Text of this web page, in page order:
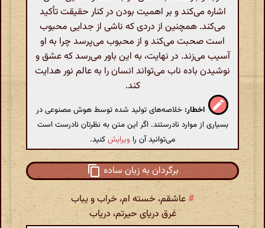
اشاره می‌کند و بر اهمیت بودن در کنار حقیقت تأکید
می‌کند. همچنین از دردی که ناشی از جدایی محبوب
است صحبت می‌کند و از محبوب می‌پرسد چرا به او
آسیب می‌زند. در نهایت، به این باور می‌رسد که عشق و
نوشیدن باده ناب می‌تواند انسان را به عالم نور هدایت
کند.
اخطار: خلاصه‌های تولید شده توسط هوش مصنوعی در
بسیاری از موارد نادرستند. اگر این متن به نظرتان نادرست است
می‌توانید آن را ویرایشکنید.
برگردان به زبان ساده
# عاشقم، خسته ام، خراب و یباب
غرق دریای حیرتم، دریاب